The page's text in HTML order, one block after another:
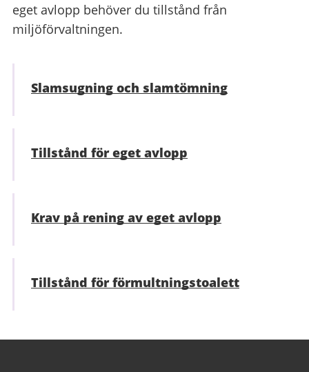
eget avlopp behöver du tillstånd från
miljöförvaltningen.
Slamsugning och slamtömning
Tillstånd för eget avlopp
Krav på rening av eget avlopp
Tillstånd för förmultningstoalett